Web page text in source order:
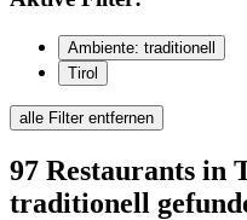
Ambiente: traditionell
Tirol
alle Filter entfernen
97 Restaurants in
traditionell